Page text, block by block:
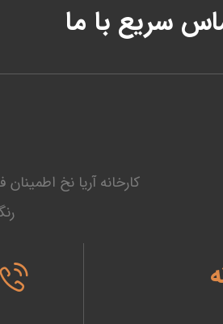
سریع با ما
کارخانه آریا نخ
رنگی